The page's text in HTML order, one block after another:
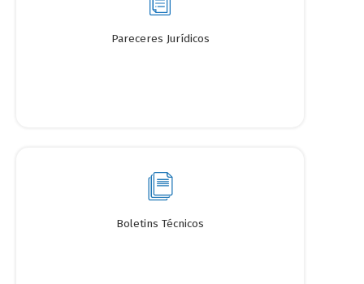
Pareceres Jurídicos
Boletins Técnicos